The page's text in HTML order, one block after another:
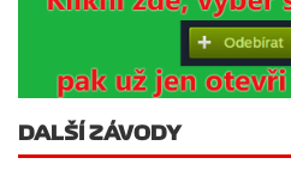
DALŠÍ ZÁVODY